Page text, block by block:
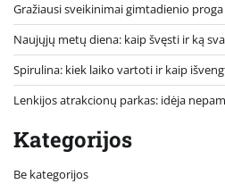
Gražiausi sveikinimai gimtadienio
Naujųjų metų diena: kaip švęsti ir ką
Spirulina: kiek laiko vartoti ir kaip
Lenkijos atrakcionų parkas: idėja
Kategorijos
Be kategorijos